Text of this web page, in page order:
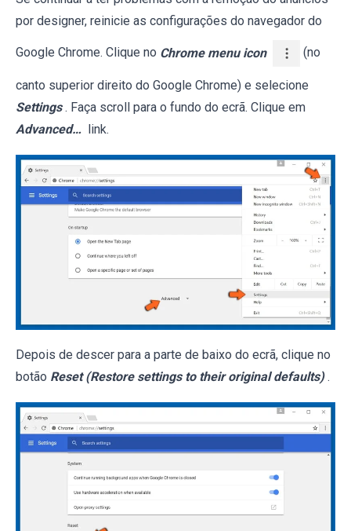
por designer, reinicie as configurações do navegador do
Google Chrome. Clique no Chrome menu icon (no
canto superior direito do Google Chrome) e selecione
Settings . Faça scroll para o fundo do ecrã. Clique em
Advanced…
link.
Depois de descer para a parte de baixo do ecrã, clique no
botão Reset (Restore settings to their original defaults) .